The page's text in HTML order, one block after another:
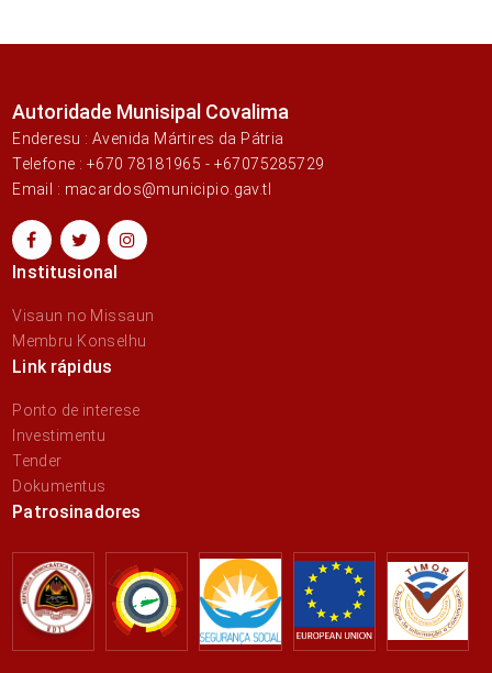
Autoridade Munisipal Covalima
Enderesu : Avenida Mártires da Pátria
Telefone : +670 78181965 - +67075285729
Email : macardos@municipio.gav.tl
Institusional
Visaun no Missaun
Membru Konselhu
Link rápidus
Ponto de interese
Investimentu
Tender
Dokumentus
Patrosinadores